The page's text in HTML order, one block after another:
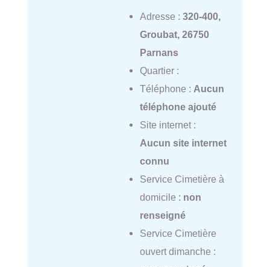
Adresse : 320-400,
Groubat, 26750
Parnans
Quartier :
Téléphone : Aucun
téléphone ajouté
Site internet :
Aucun site internet
connu
Service Cimetière à
domicile : non
renseigné
Service Cimetière
ouvert dimanche :